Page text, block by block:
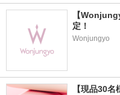
【
定！
Wonjungyo
【現品30